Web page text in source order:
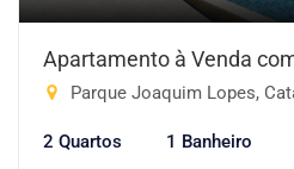
Apartamento à Venda
Parque Joaquim Lopes,
2 Quartos 1 Banheiro